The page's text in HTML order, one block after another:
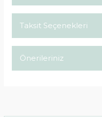
Taksit Seçenekleri
Önerileriniz